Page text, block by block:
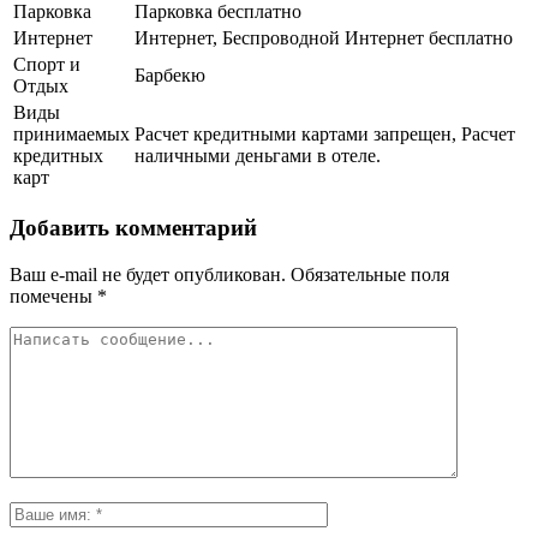
Парковка
Парковка бесплатно
Интернет
Интернет, Беспроводной Интернет бесплатно
Спорт и
Отдых
Барбекю
Виды
принимаемых
кредитных
карт
Расчет кредитными картами запрещен, Расчет
наличными деньгами в отеле.
Добавить комментарий
Ваш e-mail не будет опубликован. Обязательные поля
помечены *